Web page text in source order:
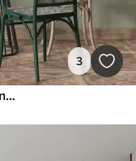
3
Fototapeten hängende große Blätter in grüner Farbe